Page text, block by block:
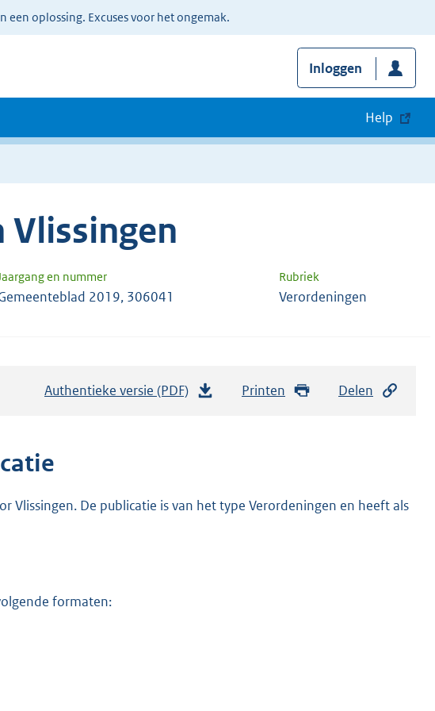
oplossing. Excuses voor het ongemak.
Inloggen
Help
Vlissingen
en nummer Rubriek
2019, 306041 Verordeningen
Authentieke versie (PDF) Printen Delen
Vlissingen. De publicatie is van het type Verordeningen en heeft als
formaten: